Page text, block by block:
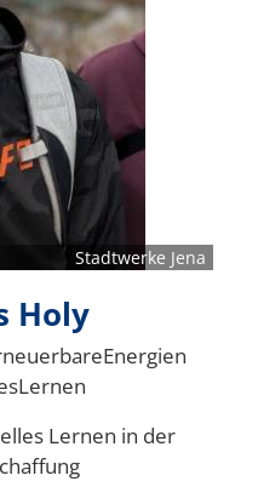
Stadtwerke Jena
Holy
Lernen in der